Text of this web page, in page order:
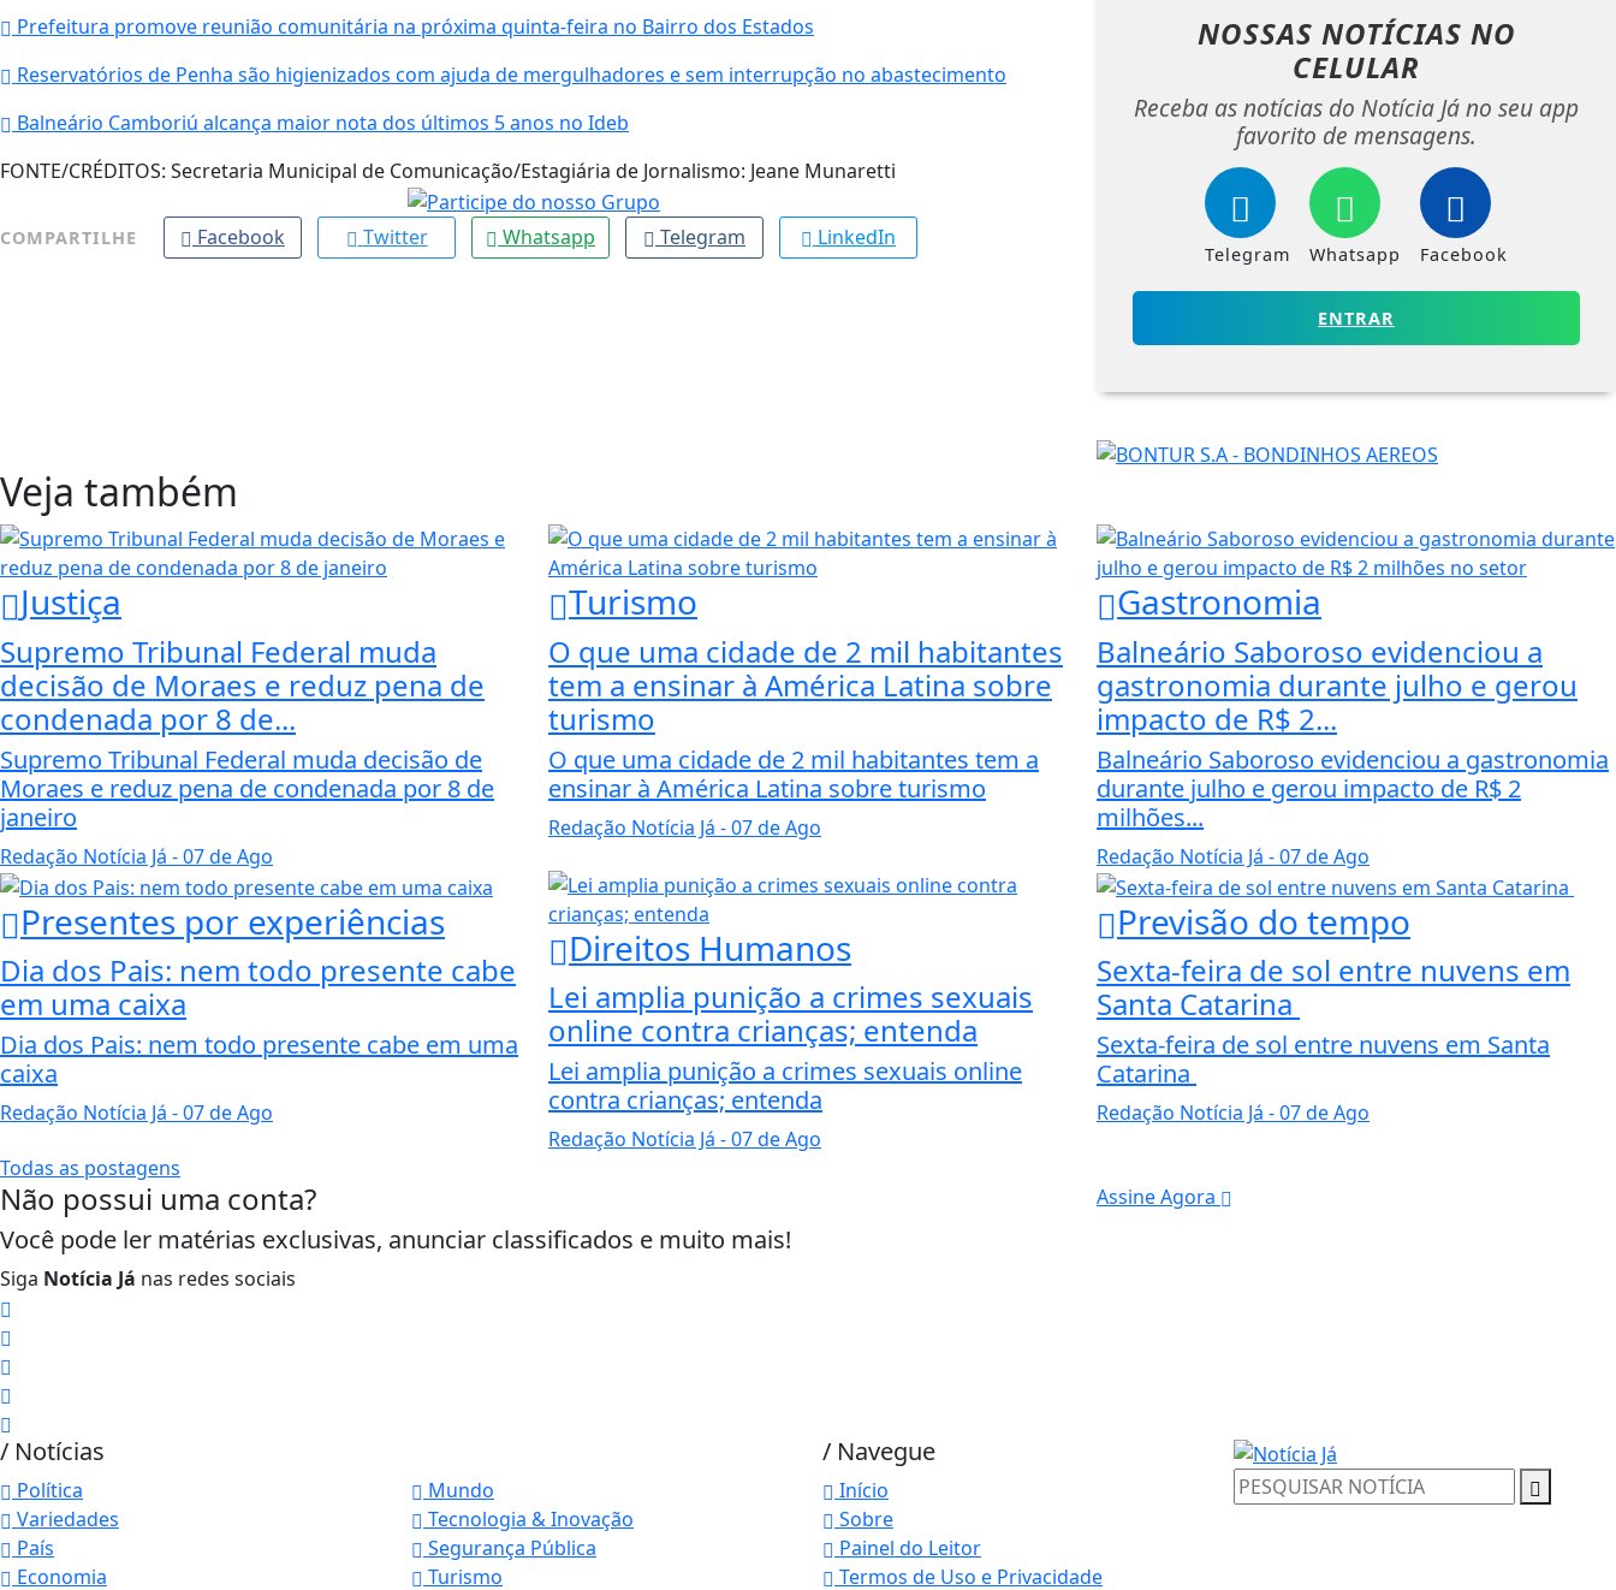
Prefeitura promove reunião comunitária na próxima quinta-feira no Bairro dos Estados
Reservatórios de Penha são higienizados com ajuda de mergulhadores e sem interrupção no abastecimento
Balneário Camboriú alcança maior nota dos últimos 5 anos no Ideb
FONTE/CRÉDITOS: Secretaria Municipal de Comunicação/Estagiária de Jornalismo: Jeane Munaretti
COMPARTILHE Facebook Twitter Whatsapp Telegram LinkedIn
NOSSAS NOTÍCIAS NO
CELULAR
Receba as notícias do Notícia Já no seu app
favorito de mensagens.
Telegram Whatsapp Facebook
ENTRAR
Veja também
Justiça
Supremo Tribunal Federal muda
decisão de Moraes e reduz pena de
condenada por 8 de...
Supremo Tribunal Federal muda decisão de
Moraes e reduz pena de condenada por 8 de
janeiro
Redação Notícia Já - 07 de Ago
Turismo
O que uma cidade de 2 mil habitantes
tem a ensinar à América Latina sobre
turismo
O que uma cidade de 2 mil habitantes tem a
ensinar à América Latina sobre turismo
Redação Notícia Já - 07 de Ago
Gastronomia
Balneário Saboroso evidenciou a
gastronomia durante julho e gerou
impacto de R$ 2...
Balneário Saboroso evidenciou a gastronomia
durante julho e gerou impacto de R$ 2
milhões...
Redação Notícia Já - 07 de Ago
Presentes por experiências
Dia dos Pais: nem todo presente cabe
em uma caixa
Dia dos Pais: nem todo presente cabe em uma
caixa
Redação Notícia Já - 07 de Ago
Direitos Humanos
Lei amplia punição a crimes sexuais
online contra crianças; entenda
Lei amplia punição a crimes sexuais online
contra crianças; entenda
Redação Notícia Já - 07 de Ago
Previsão do tempo
Sexta-feira de sol entre nuvens em
Santa Catarina
Sexta-feira de sol entre nuvens em Santa
Catarina
Redação Notícia Já - 07 de Ago
Todas as postagens
Não possui uma conta?
Você pode ler matérias exclusivas, anunciar classificados e muito mais!
Assine Agora
Siga Notícia Já nas redes sociais
/ Notícias
Política
Mundo
Variedades
Tecnologia & Inovação
País
Segurança Pública
Economia
Turismo
/ Navegue
Início
Sobre
Painel do Leitor
Termos de Uso e Privacidade